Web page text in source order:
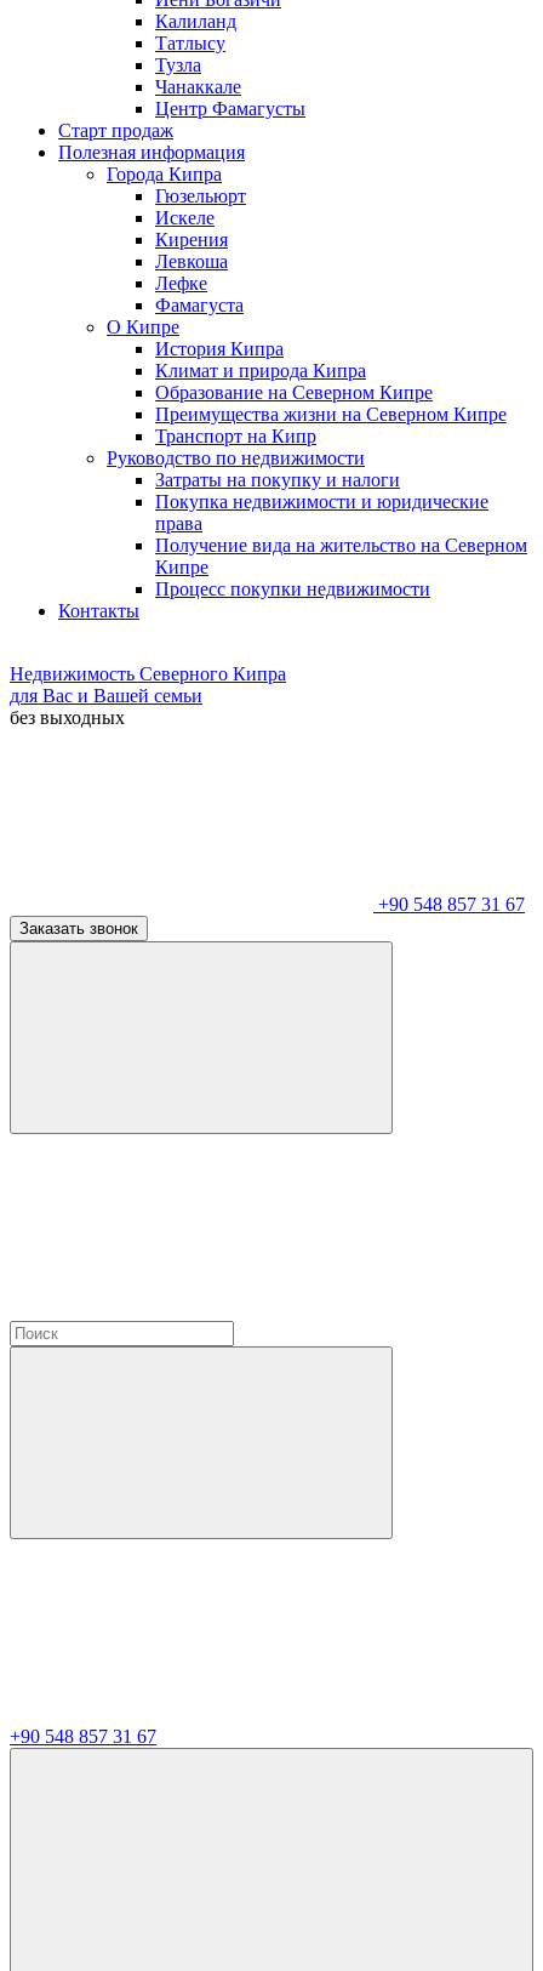
Калиланд
Татлысу
Тузла
Чанаккале
Центр Фамагусты
Старт продаж
Полезная информация
Города Кипра
Гюзельюрт
Искеле
Кирения
Левкоша
Лефке
Фамагуста
О Кипре
История Кипра
Климат и природа Кипра
Образование на Северном Кипре
Преимущества жизни на Северном Кипре
Транспорт на Кипр
Руководство по недвижимости
Затраты на покупку и налоги
Покупка недвижимости и юридические
права
Получение вида на жительство на Северном
Кипре
Процесс покупки недвижимости
Контакты
Недвижимость Северного Кипра
для Вас и Вашей семьи
без выходных
+90 548 857 31 67
Заказать звонок
+90 548 857 31 67